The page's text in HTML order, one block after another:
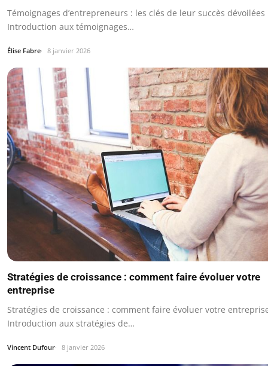
Témoignages d’entrepreneurs : les clés de leur succès dévoilées
Introduction aux témoignages…
Élise Fabre 8 janvier 2026
Stratégies de croissance : comment faire évoluer votre
entreprise
Stratégies de croissance : comment faire évoluer votre
Introduction aux stratégies de…
Vincent Dufour 8 janvier 2026